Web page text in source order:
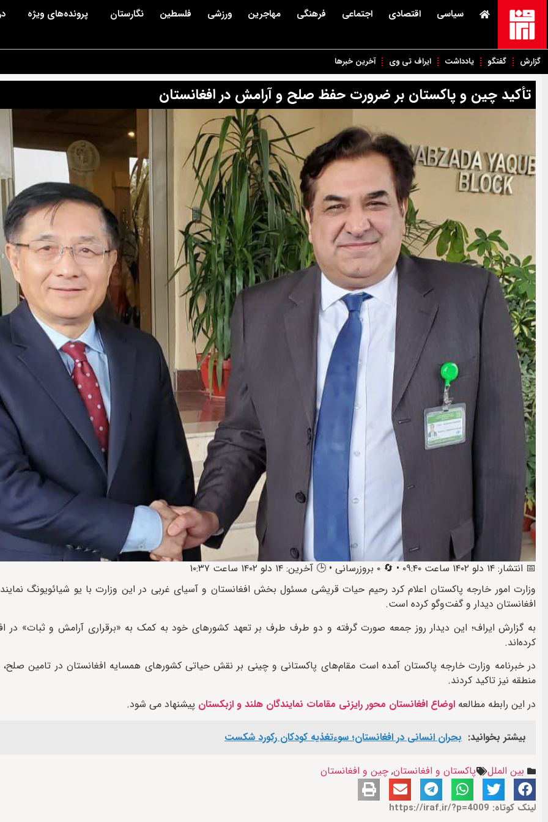
سیاسی اقتصادی اجتماعی فرهنگی مهاجرین ورزشی فلسطین نگارستان پرونده‌های ویژه
گزارش گفتگو یادداشت ایراف تی وی آخرین خبرها
تأکید چین و پاکستان بر ضرورت حفظ صلح و آرامش در افغانستان
📅 انتشار: ۱۴ دلو ۱۴۰۲ ساعت ۰۹:۴۰ • 🔄 ۰ بروزرسانی • 🕒 آخرین: ۱۴ دلو ۱۴۰۲ ساعت ۱۰:۳۷
وزارت امور خارجه پاکستان اعلام کرد رحیم حیات قریشی مسئول بخش افغانستان و آسیای غربی در این وزارت با یو شیائویونگ
افغانستان دیدار و گفت‌وگو کرده است.
به گزارش ایراف؛ این دیدار روز جمعه صورت گرفته و دو طرف طرف بر تعهد کشورهای‌ خود به کمک به «برقراری آرامش و ثبات» در
کرده‌اند.
در خبرنامه وزارت خارجه پاکستان آمده است مقام‌های پاکستانی و چینی بر نقش حیاتی کشورهای همسایه افغانستان در تامین صلح‌،
منطقه نیز تاکید کردند.
در این رابطه مطالعه اوضاع افغانستان محور رایزنی مقامات نمایندگان هلند و ازبکستان پیشنهاد می شود.
بیشتر بخوانید: بحران انسانی در افغانستان؛ سوءتغذیه کودکان رکورد شکست
بین الملل پاکستان و افغانستان, چین و افغانستان
لینک کوتاه: https://iraf.ir/?p=4009